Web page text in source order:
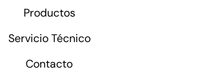
Quiénes somos
Productos
Servicio Técnico